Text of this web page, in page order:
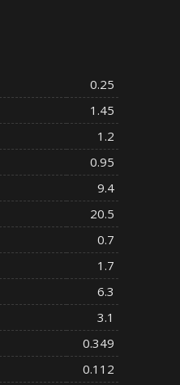
0.25
1.45
1.2
0.95
9.4
20.5
0.7
1.7
6.3
3.1
0.349
0.112